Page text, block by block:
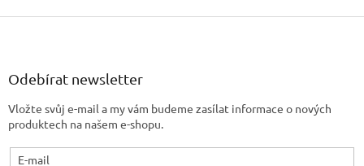
Z
Odebírat newsletter
Vložte svůj e-mail a my vám budeme zasílat informace o nových
produktech na našem e-shopu.
E-mail